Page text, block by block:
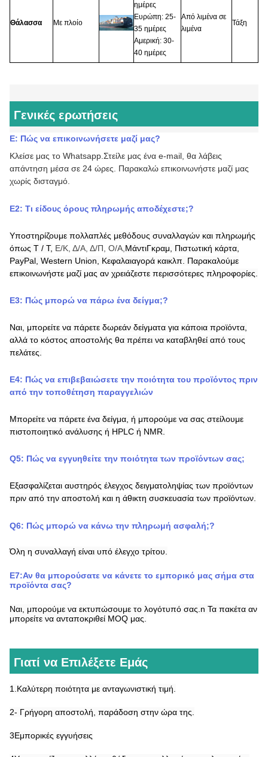
Θάλασσα Με πλοίο
ημέρες
Ευρώπη: 25-
35 ημέρες
Αμερική: 30-
40 ημέρες
Από λιμένα σε
λιμένα
Τάξη
Γενικές ερωτήσεις
Ε: Πώς να επικοινωνήσετε μαζί μας?
Κλείσε μας το Whatsapp.Στείλε μας ένα e-mail, θα λάβεις
απάντηση μέσα σε 24 ώρες. Παρακαλώ επικοινωνήστε μαζί μας
χωρίς δισταγμό.
Ε2: Τι είδους όρους πληρωμής αποδέχεστε;?
Υποστηρίζουμε πολλαπλές μεθόδους συναλλαγών και πληρωμής
όπως T / T, Ε/Κ, Δ/Α, Δ/Π, Ο/Α, ΜάντιΓκραμ,
Πιστωτική κάρτα,
PayPal, Western Union, Κεφαλαιαγορά καικλπ. Παρακαλούμε
επικοινωνήστε μαζί μας αν χρειάζεστε περισσότερες πληροφορίες.
Ε3: Πώς μπορώ να πάρω ένα δείγμα;?
Ναι, μπορείτε να πάρετε δωρεάν δείγματα για κάποια προϊόντα,
αλλά το κόστος αποστολής θα πρέπει να καταβληθεί από τους
πελάτες.
Ε4: Πώς να επιβεβαιώσετε την ποιότητα του προϊόντος πριν
από την τοποθέτηση παραγγελιών
Μπορείτε να πάρετε ένα δείγμα, ή μπορούμε να σας στείλουμε
πιστοποιητικό ανάλυσης ή HPLC ή NMR.
Q5: Πώς να εγγυηθείτε την ποιότητα των προϊόντων σας;
Εξασφαλίζεται αυστηρός έλεγχος δειγματοληψίας των προϊόντων
πριν από την αποστολή και η άθικτη συσκευασία των προϊόντων.
Q6: Πώς μπορώ να κάνω την πληρωμή ασφαλή;?
Όλη η συναλλαγή είναι υπό έλεγχο τρίτου.
Ε7:Αν θα μπορούσατε να κάνετε το εμπορικό μας σήμα στα
προϊόντα σας?
Ναι, μπορούμε να εκτυπώσουμε το λογότυπό σας. n Τα πακέτα αν
μπορείτε να ανταποκριθεί MOQ μας.
Γιατί να Επιλέξετε Εμάς
1.Καλύτερη ποιότητα με ανταγωνιστική τιμή.
2- Γρήγορη αποστολή, παράδοση στην ώρα της.
3Εμπορικές εγγυήσεις